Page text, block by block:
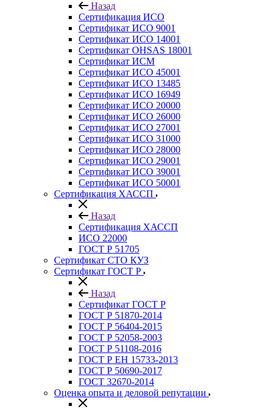
Назад
Сертификация ИСО
Сертификат ИСО 9001
Сертификат ИСО 14001
Сертификат OHSAS 18001
Сертификат ИСМ
Сертификат ИСО 45001
Сертификат ИСО 13485
Сертификат ИСО 16949
Сертификат ИСО 20000
Сертификат ИСО 26000
Сертификат ИСО 27001
Сертификат ИСО 31000
Сертификат ИСО 28000
Сертификат ИСО 29001
Сертификат ИСО 39001
Сертификат ИСО 50001
Сертификация ХАССП
Назад
Сертификация ХАССП
ИСО 22000
ГОСТ Р 51705
Сертификат СТО КУЗ
Сертификат ГОСТ Р
Назад
Сертификат ГОСТ Р
ГОСТ Р 51870-2014
ГОСТ Р 56404-2015
ГОСТ Р 52058-2003
ГОСТ Р 51108-2016
ГОСТ Р ЕН 15733-2013
ГОСТ Р 50690-2017
ГОСТ 32670-2014
Оценка опыта и деловой репутации